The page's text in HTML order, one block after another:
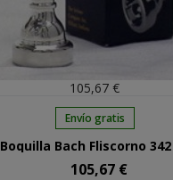
105,67 €
Envío gratis
Boquilla Bach Fliscorno 342
Precio
105,67 €